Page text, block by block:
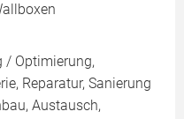
/ Optimierung,
Reparatur, Sanierung
Austausch,